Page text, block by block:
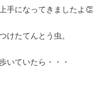
手になってきましたよ👏
けたてんとう虫。
いていたら・・・